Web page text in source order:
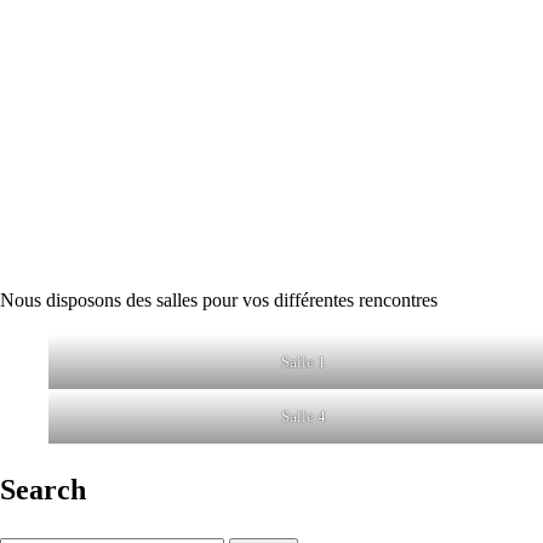
Nous disposons des salles pour vos différentes rencontres
Salle 1
Salle 4
Search